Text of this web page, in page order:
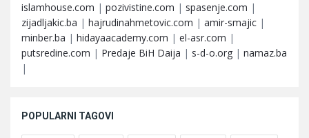
islamhouse.com | pozivistine.com | spasenje.com |
zijadljakic.ba | hajrudinahmetovic.com | amir-smajic |
minber.ba | hidayaacademy.com | el-asr.com |
putsredine.com | Predaje BiH Daija | s-d-o.org | namaz.ba
|
POPULARNI TAGOVI